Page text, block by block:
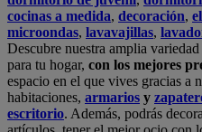
cocinas a medida, decoración,
microondas, lavavajillas,
Descubre nuestra amplia
para tu hogar, con los mejores
espacio en el que vives gracias a
habitaciones, armarios y
escritorio. Además, podrás